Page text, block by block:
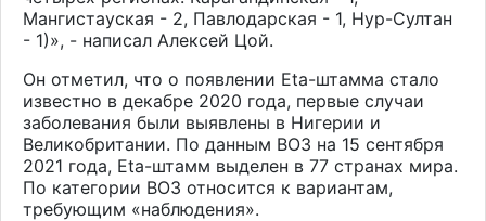
Мангистауская - 2, Павлодарская - 1, Нур-Султан
- 1)», - написал Алексей Цой.
Он отметил, что о появлении Eta-штамма стало
известно в декабре 2020 года, первые случаи
заболевания были выявлены в Нигерии и
Великобритании. По данным ВОЗ на 15 сентября
2021 года, Eta-штамм выделен в 77 странах мира.
По категории ВОЗ относится к вариантам,
требующим «наблюдения».